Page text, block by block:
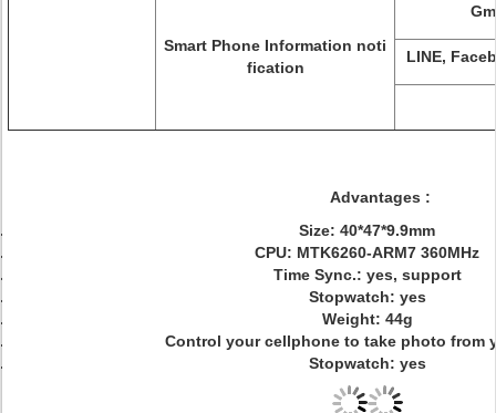
Smart Phone Information noti
fication
LINE,
Advantages :
Size: 40*47*9.9mm
CPU: MTK6260-ARM7 360MHz
Time Sync.: yes, support
Stopwatch: yes
Weight: 44g
Control your cellphone to take photo from
Stopwatch: yes